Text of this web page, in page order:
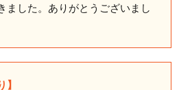
ました。ありがとうございまし